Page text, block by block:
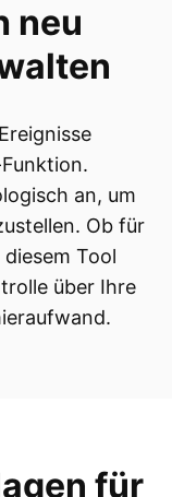
neu
an, um
Ob für
Tool
über Ihre
für